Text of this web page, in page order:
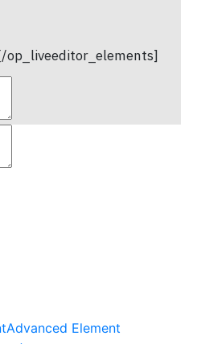
op_liveeditor_elements]
Advanced Element